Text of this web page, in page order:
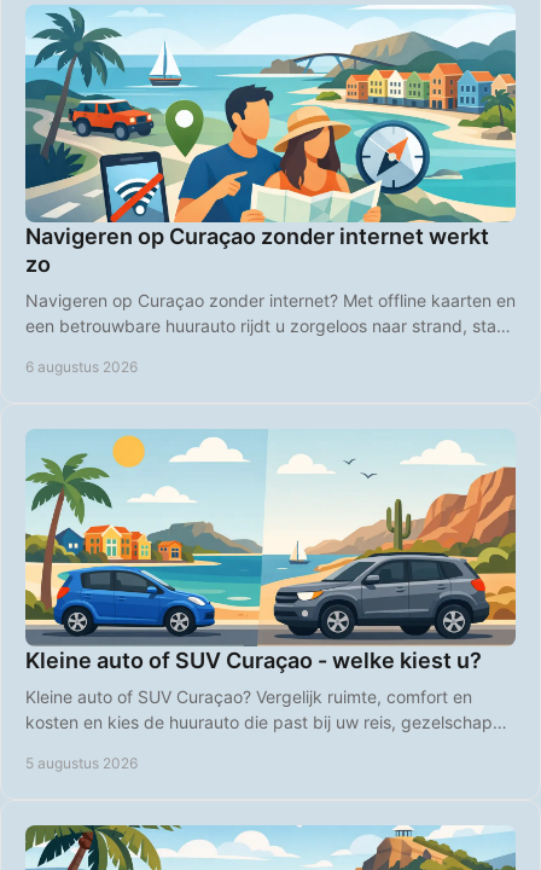
Navigeren op Curaçao zonder internet werkt
zo
Navigeren op Curaçao zonder internet? Met offline kaarten en
een betrouwbare huurauto rijdt u zorgeloos naar strand, stad
6 augustus 2026
Kleine auto of SUV Curaçao - welke kiest u?
Kleine auto of SUV Curaçao? Vergelijk ruimte, comfort en
kosten en kies de huurauto die past bij uw reis, gezelschap
5 augustus 2026